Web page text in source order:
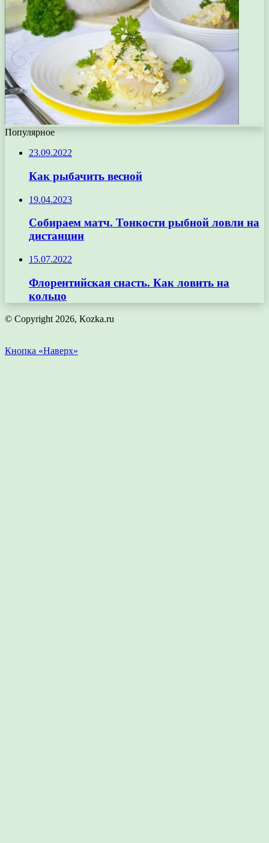
Популярное
23.09.2022
Как рыбачить весной
19.04.2023
Собираем матч. Тонкости рыбной ловли на
дистанции
15.07.2022
Флорентийская снасть. Как ловить на
кольцо
© Copyright 2026, Кozka.ru
Кнопка «Наверх»